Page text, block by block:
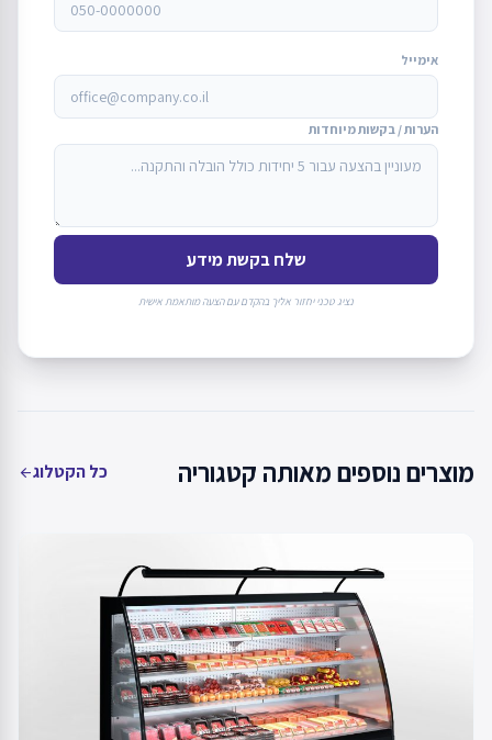
אימייל
הערות / בקשות מיוחדות
שלח בקשת מידע
נציג טכני יחזור אליך בהקדם עם הצעה מותאמת אישית
מוצרים נוספים מאותה קטגוריה כל הקטלוגarrow_back